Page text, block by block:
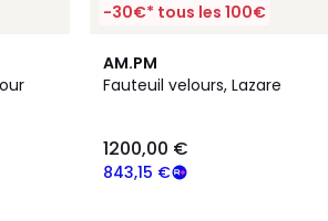
-30€* tous les 100€
AM.PM
Fauteuil velours, Lazare
843,15 €
1200,00 €
4,5
/ 5
16
Couleurs